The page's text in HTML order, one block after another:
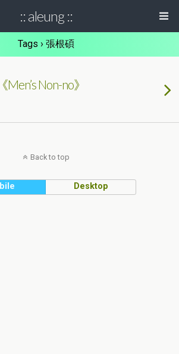
:: aleung ::
Tags › 張根碩
Non-no》
Back to top
Desktop